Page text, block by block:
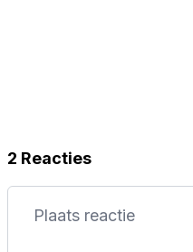
2 Reacties